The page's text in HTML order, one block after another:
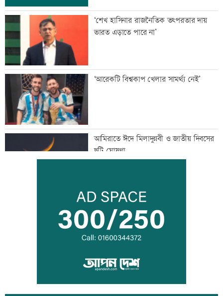
‘শেখ হাসিনার রাজনৈতিক তৎপরতার দায়
ভারত এড়াতে পারে না’
‘আরেকটি বিশ্বকাপ খেলার সামর্থ্য নেই’
আমিরাতে ঈদে মিলাদুন্নবী ও জাতীয় দিবসের
ছুটি ঘোষণা
তনু হত্যায় সাবেক সেনা সদস্য হাফিজুর ফের
গ্রেফতার
‘জীবনের সবচেয়ে খারাপ সিদ্ধান্ত ছিল কপালে
ইনজেকশন’